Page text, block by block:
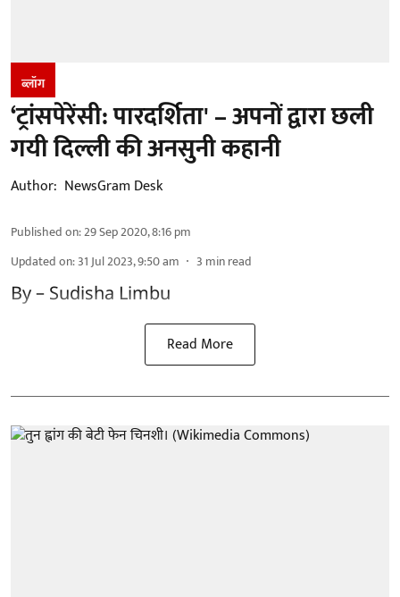
ब्लॉग
‘ट्रांसपेरेंसी: पारदर्शिता' – अपनों द्वारा छली
गयी दिल्ली की अनसुनी कहानी
Author: NewsGram Desk
Published on:29 Sep 2020, 8:16 pm
Updated on:31 Jul 2023, 9:50 am 3 min read
By – Sudisha Limbu
Read More